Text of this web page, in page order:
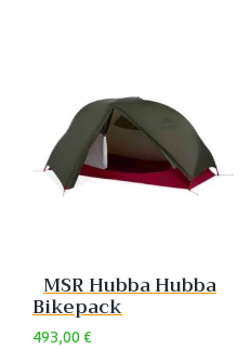
MSR Hubba Hubba
Bikepack
493,00€